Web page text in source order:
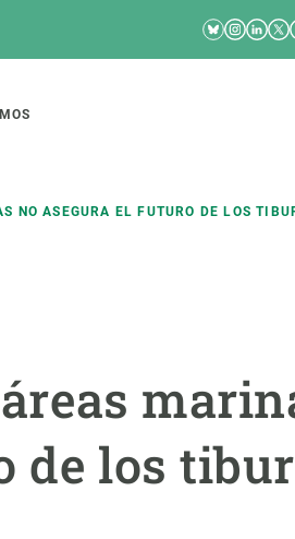
Bluesky
Instagram
NO ASEGURA EL FUTURO DE LOS
de los
Soluciones
Política y gestión